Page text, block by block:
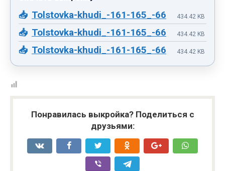
Tolstovka-khudi_-161-165_-66.pdf434.42 KB
Tolstovka-khudi_-161-165_-66.pdf434.42 KB
Tolstovka-khudi_-161-165_-66.pdf434.42 KB
Понравилась выкройка? Поделиться с
друзьями: